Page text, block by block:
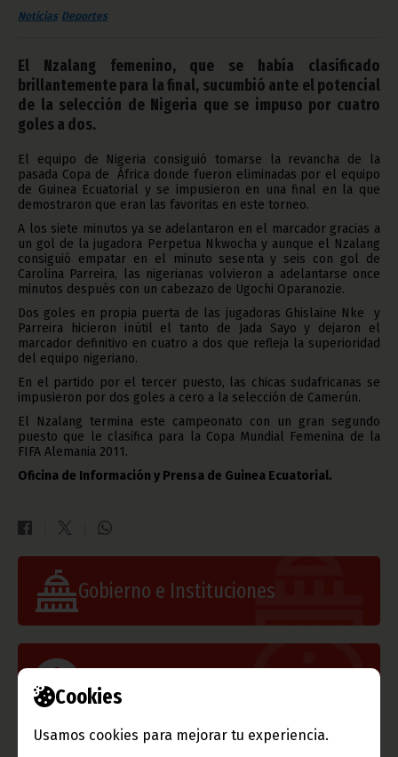
Cookies
Usamos cookies para mejorar tu experiencia.
Noticias Deportes
El Nzalang femenino, que se había clasificado
brillantemente para la final, sucumbió ante el potencial
de la selección de Nigeria que se impuso por cuatro
goles a dos.
El equipo de Nigeria consiguió tomarse la revancha de la
pasada Copa de África donde fueron eliminadas por el equipo
de Guinea Ecuatorial y se impusieron en una final en la que
demostraron que eran las favoritas en este torneo.
A los siete minutos ya se adelantaron en el marcador gracias a
un gol de la jugadora Perpetua Nkwocha y aunque el Nzalang
consiguió empatar en el minuto sesenta y seis con gol de
Carolina Parreira, las nigerianas volvieron a adelantarse once
minutos después con un cabezazo de Ugochi Oparanozie.
Dos goles en propia puerta de las jugadoras Ghislaine Nke y
Parreira hicieron inútil el tanto de Jada Sayo y dejaron el
marcador definitivo en cuatro a dos que refleja la superioridad
del equipo nigeriano.
En el partido por el tercer puesto, las chicas sudafricanas se
impusieron por dos goles a cero a la selección de Camerún.
El Nzalang termina este campeonato con un gran segundo
puesto que le clasifica para la Copa Mundial Femenina de la
FIFA Alemania 2011.
Oficina de Información y Prensa de Guinea Ecuatorial.
Gobierno e Instituciones